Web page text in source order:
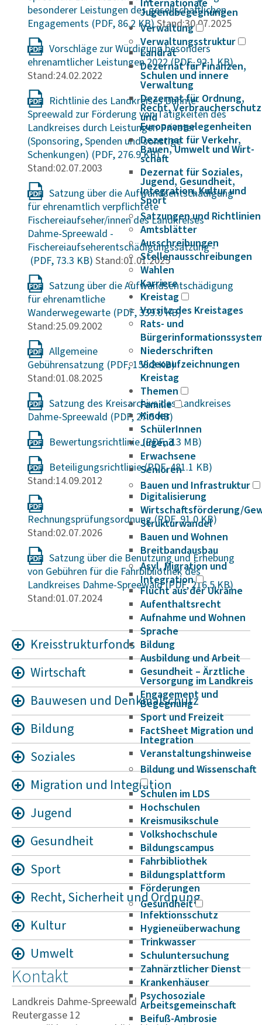
Internationale
Jugendbegegnungen
Verwaltung
Verwaltungsstruktur
Landrat
Dezernat für Finanzen,
Schulen und innere
Verwaltung
Dezernat für Ordnung,
Recht, Verbraucherschutz
und
Europaangelegenheiten
Dezernat für Verkehr,
Bauen, Umwelt und Wirt­
schaft
Dezernat für Soziales,
Jugend, Gesundheit,
Integration, Kultur und
Sport
Satzungen und Richtlinien
Amtsblätter
Ausschreibungen
Stellenausschreibungen
Wahlen
Karriere
Kreistag
Vorsitz des Kreistages
Rats- und
Niederschriften
Videoaufzeichnungen
Kreistag
Themen
Familie
Kinder
SchülerInnen
Jugend
Erwachsene
Senioren
Bauen und Infrastruktur
Digitalisierung
Wirtschaftsförderung/
Strukturwandel
Bauen und Wohnen
Breitbandausbau
Asyl, Migration und
Integration
Flucht aus der Ukraine
Aufenthaltsrecht
Aufnahme und Wohnen
Sprache
Bildung
Ausbildung und Arbeit
Gesundheit – Ärztliche
Versorgung im Landkreis
Engagement und
Begegnung
Sport und Freizeit
FactSheet Migration und
Integration
Veranstaltungshinweise
Bildung und Wissenschaft
Schulen im LDS
Hochschulen
Kreismusikschule
Volkshochschule
Bildungscampus
Fahrbibliothek
Bildungsplattform
Förderungen
Gesundheit
Infektionsschutz
Hygieneüberwachung
Trinkwasser
Schuluntersuchung
Zahnärztlicher Dienst
Krankenhäuser
Psychosoziale
Arbeitsgemeinschaft
Beifuß-Ambrosie
besonderer Leistungen des gesellschaftlichen
Engagements
Stand:30.07.2025
Vorschläge zur Würdigung besonders
ehrenamtlicher Leistungen 2022
Stand:24.02.2022
Richtlinie des Landkreises Dahme-
Spreewald zur Förderung von Tätigkeiten des
Landkreises durch Leistungen Privater
(Sponsoring, Spenden und sonstige
Schenkungen)
Stand:02.07.2003
Satzung über die Aufwandsentschädigung
für ehrenamtlich verpflichtete
Fischereiaufseher/innen des Landkreises
Dahme-Spreewald -
Fischereiaufseherentschädigungssatzung -
Stand:01.01.2025
Satzung über die Aufwandsentschädigung
für ehrenamtliche
Wanderwegewarte
Stand:25.09.2002
Allgemeine
Gebührensatzung
Stand:01.08.2025
Satzung des Kreisarchivs des Landkreises
Dahme-Spreewald
Bewertungsrichtlinie
Beteiligungsrichtlinie
Stand:14.09.2012
Rechnungsprüfungsordnung
Stand:02.07.2026
Satzung über die Benutzung und Erhebung
von Gebühren für die Fahrbibliothek des
Landkreises Dahme-Spreewald
Stand:01.07.2024
Kreiss­truk­tur­fonds
Wirt­schaft
Bauwesen und Denk­mal­schutz
Bildung
Sozi­ales
Migra­tion und Inte­­gra­tion
Jugend
Gesund­heit
Sport
Recht, Sicher­heit und Ordnung
Kultur
Umwelt
Kontakt
Landkreis Dahme-Spreewald
Reutergasse 12